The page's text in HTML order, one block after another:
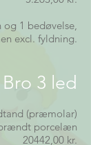
og 1 bedøvelse,
excl. fyldning.
Bro 3 led
(præmolar)
porcelæn
20442,00 kr.